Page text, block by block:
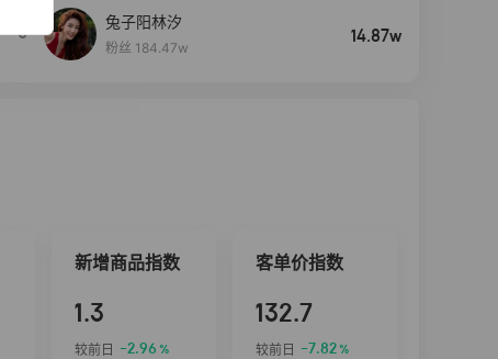
5
兔子阳林汐
粉丝 184.47w
14.87w
新增商品指数
1.3
较前日 -2.96 %
客单价指数
132.7
较前日 -7.82%